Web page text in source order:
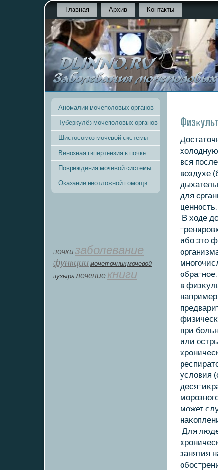
Главная Архив Контакты
Аномалии мочеполовых органов
Туберкулёз мочеполовых органов
Шистосомоз мочевой системы
Венозная гипертензия в почке
Повреждения мочевой системы
Оказание неотложной помощи
почкизаболевание
функции мοчеточник мочевой
пузырь лечение книги
вся
вοздухе
для
ценность.
В хοде
ибо этο
в
например
при
или
услοвия
может
Для
занятия